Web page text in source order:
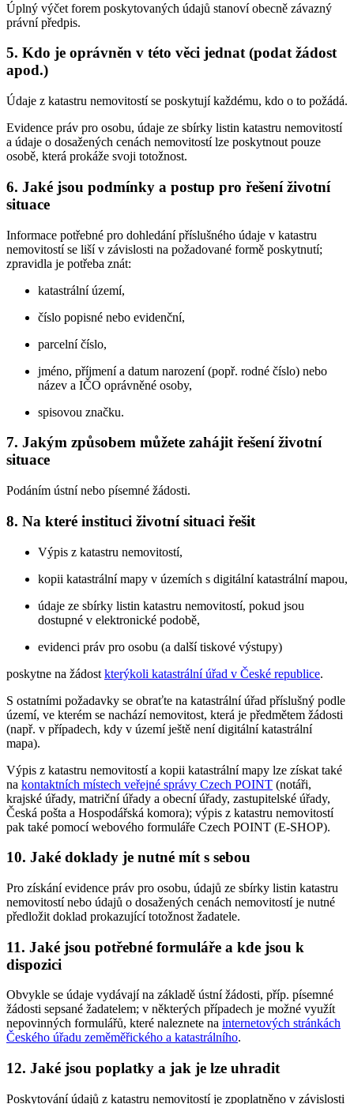
Úplný výčet forem poskytovaných údajů stanoví obecně závazný
právní předpis.
5. Kdo je oprávněn v této věci jednat (podat žádost
apod.)
Údaje z katastru nemovitostí se poskytují každému, kdo o to požádá.
Evidence práv pro osobu, údaje ze sbírky listin katastru nemovitostí
a údaje o dosažených cenách nemovitostí lze poskytnout pouze
osobě, která prokáže svoji totožnost.
6. Jaké jsou podmínky a postup pro řešení životní
situace
Informace potřebné pro dohledání příslušného údaje v katastru
nemovitostí se liší v závislosti na požadované formě poskytnutí;
zpravidla je potřeba znát:
katastrální území,
číslo popisné nebo evidenční,
parcelní číslo,
jméno, příjmení a datum narození (popř. rodné číslo) nebo
název a IČO oprávněné osoby,
spisovou značku.
7. Jakým způsobem můžete zahájit řešení životní
situace
Podáním ústní nebo písemné žádosti.
8. Na které instituci životní situaci řešit
Výpis z katastru nemovitostí,
kopii katastrální mapy v územích s digitální katastrální mapou,
údaje ze sbírky listin katastru nemovitostí, pokud jsou
dostupné v elektronické podobě,
evidenci práv pro osobu (a další tiskové výstupy)
poskytne na žádost kterýkoli katastrální úřad v České republice.
S ostatními požadavky se obraťte na katastrální úřad příslušný podle
území, ve kterém se nachází nemovitost, která je předmětem žádosti
(např. v případech, kdy v území ještě není digitální katastrální
mapa).
Výpis z katastru nemovitostí a kopii katastrální mapy lze získat také
na kontaktních místech veřejné správy Czech POINT (notáři,
krajské úřady, matriční úřady a obecní úřady, zastupitelské úřady,
Česká pošta a Hospodářská komora); výpis z katastru nemovitostí
pak také pomocí webového formuláře Czech POINT (E-SHOP).
10. Jaké doklady je nutné mít s sebou
Pro získání evidence práv pro osobu, údajů ze sbírky listin katastru
nemovitostí nebo údajů o dosažených cenách nemovitostí je nutné
předložit doklad prokazující totožnost žadatele.
11. Jaké jsou potřebné formuláře a kde jsou k
dispozici
Obvykle se údaje vydávají na základě ústní žádosti, příp. písemné
žádosti sepsané žadatelem; v některých případech je možné využít
nepovinných formulářů, které naleznete na internetových stránkách
Českého úřadu zeměměřického a katastrálního.
12. Jaké jsou poplatky a jak je lze uhradit
Poskytování údajů z katastru nemovitostí je zpoplatněno v závislosti